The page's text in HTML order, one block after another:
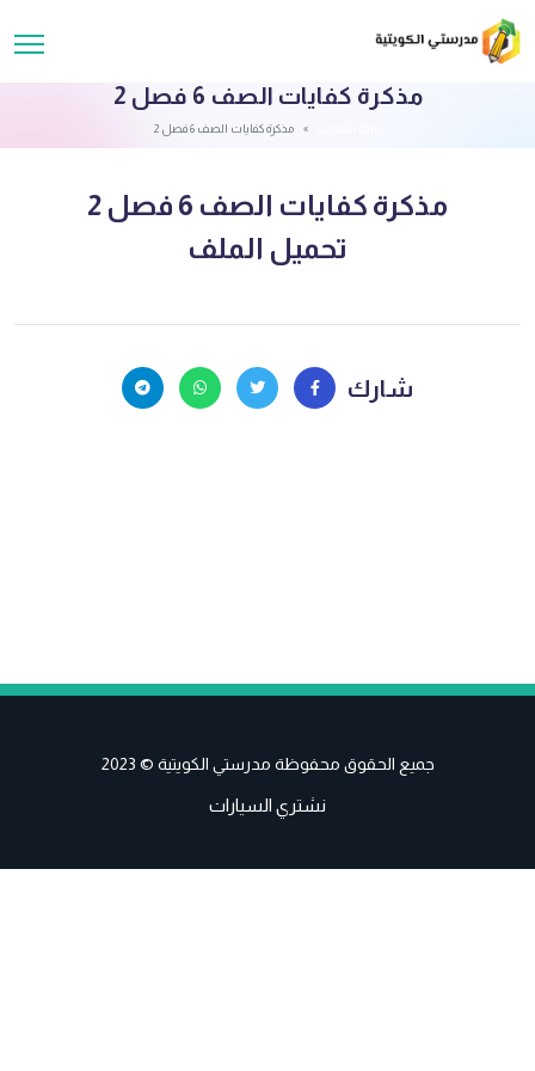
مذكرة كفايات الصف 6 فصل 2
مذكرة كفايات الصف 6 فصل 2
مذكرة كفايات الصف 6 فصل 2
تحميل الملف
شارك
جميع الحقوق محفوظة مدرستي الكويتية © 2023
نشتري السيارات